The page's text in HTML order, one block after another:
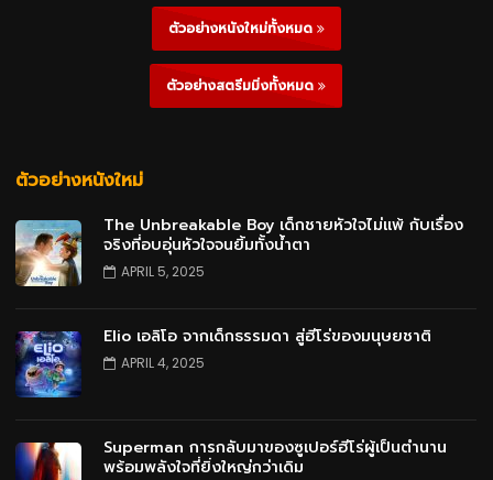
ตัวอย่างหนังใหม่ทั้งหมด
ตัวอย่างสตรีมมิ่งทั้งหมด
ตัวอย่างหนังใหม่
The Unbreakable Boy เด็กชายหัวใจไม่แพ้ กับเรื่อง
จริงที่อบอุ่นหัวใจจนยิ้มทั้งน้ำตา
APRIL 5, 2025
Elio เอลิโอ จากเด็กธรรมดา สู่ฮีโร่ของมนุษยชาติ
APRIL 4, 2025
Superman การกลับมาของซูเปอร์ฮีโร่ผู้เป็นตำนาน
พร้อมพลังใจที่ยิ่งใหญ่กว่าเดิม